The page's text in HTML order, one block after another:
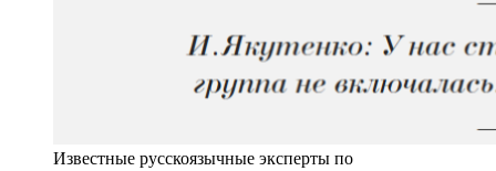
Известные русскоязычные эксперты по